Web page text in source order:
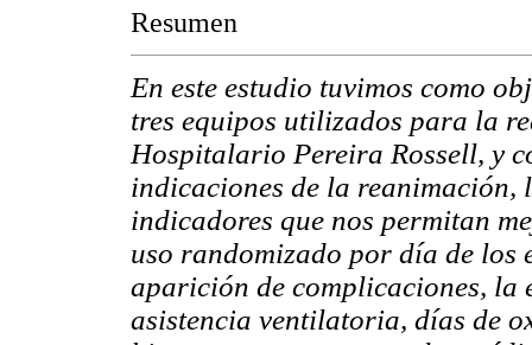
Resumen
En este estudio tuvimos como
tres equipos utilizados para la
Hospitalario Pereira Rossell, y
indicaciones de la reanimación,
indicadores que nos permitan
uso randomizado por día de
aparición de complicaciones, la
asistencia ventilatoria, días de